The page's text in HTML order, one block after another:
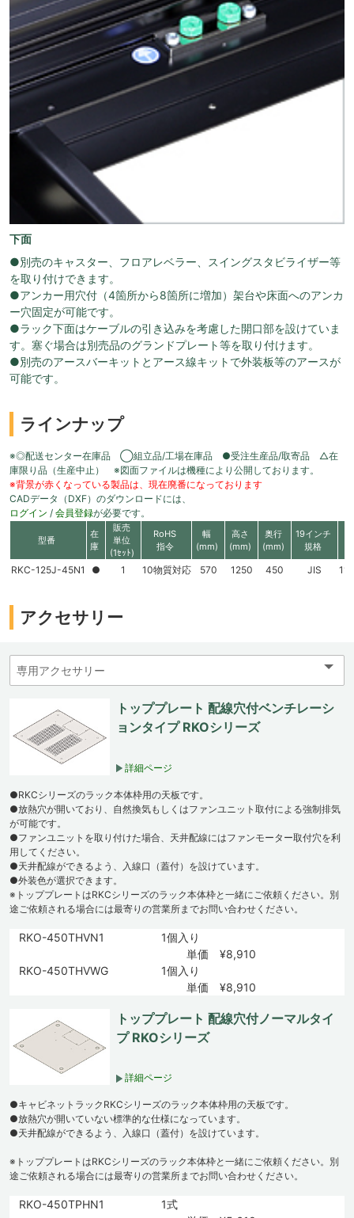
下面
●別売のキャスター、フロアレベラー、スイングスタビライザー等
を取り付けできます。
●アンカー用穴付（4箇所から8箇所に増加）架台や床面へのアンカ
ー穴固定が可能です。
●ラック下面はケーブルの引き込みを考慮した開口部を設けていま
す。塞ぐ場合は別売品のグランドプレート等を取り付けます。
●別売のアースバーキットとアース線キットで外装板等のアースが
可能です。
ラインナップ
※◎配送センター在庫品 ◯組立品/工場在庫品 ●受注生産品/取寄品 △在
庫限り品（生産中止） ※図面ファイルは機種により公開しております。
※背景が赤くなっている製品は、現在廃番になっております
CADデータ（DXF）のダウンロードには、
ログイン / 会員登録が必要です。
型番
在
庫
販売
単位
(1ｾｯﾄ)
RoHS
指令
幅
(mm)
高さ
(mm)
奥行
(mm)
19インチ
規格
RKC-125J-45N1 ● 1 10物質対応 570 1250 450 JIS
アクセサリー
トッププレート 配線穴付ベンチレーシ
ョンタイプ RKOシリーズ
詳細ページ
●RKCシリーズのラック本体枠用の天板です。
●放熱穴が開いており、自然換気もしくはファンユニット取付による強制排気
が可能です。
●ファンユニットを取り付けた場合、天井配線にはファンモーター取付穴を利
用してください。
●天井配線ができるよう、入線口（蓋付）を設けています。
●外装色が選択できます。
※トッププレートはRKCシリーズのラック本体枠と一緒にご依頼ください。別
途ご依頼される場合には最寄りの営業所までお問い合わせください。
RKO-450THVN1
1個入り
単価 ¥8,910
RKO-450THVWG
1個入り
単価 ¥8,910
トッププレート 配線穴付ノーマルタイ
プ RKOシリーズ
詳細ページ
●キャビネットラックRKCシリーズのラック本体枠用の天板です。
●放熱穴が開いていない標準的な仕様になっています。
●天井配線ができるよう、入線口（蓋付）を設けています。
※トッププレートはRKCシリーズのラック本体枠と一緒にご依頼ください。別
途ご依頼される場合には最寄りの営業所までお問い合わせください。
RKO-450TPHN1
1式